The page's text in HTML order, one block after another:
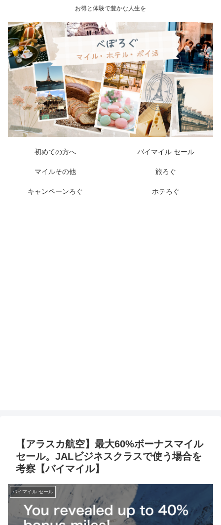
お得と体験で豊かな人生を
初めての方へ バイマイル セール
マイルその他 旅ろぐ
キャンペーンろぐ ホテろぐ
【アラスカ航空】最大60%ボーナスマイル
セール。JALビジネスクラスで使う場合を
考察【バイマイル】
バイマイル セール